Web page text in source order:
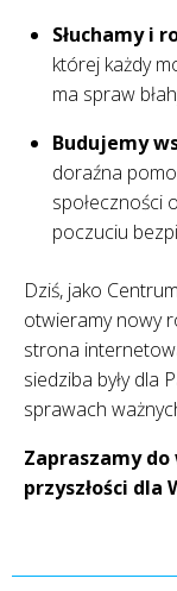
Słuchamy i
której każdy
ma spraw
Budujemy
doraźna
społeczności
poczuciu
Dziś, jako
otwieramy nowy
strona
siedziba były dla
sprawach
Zapraszamy
przyszłości dla